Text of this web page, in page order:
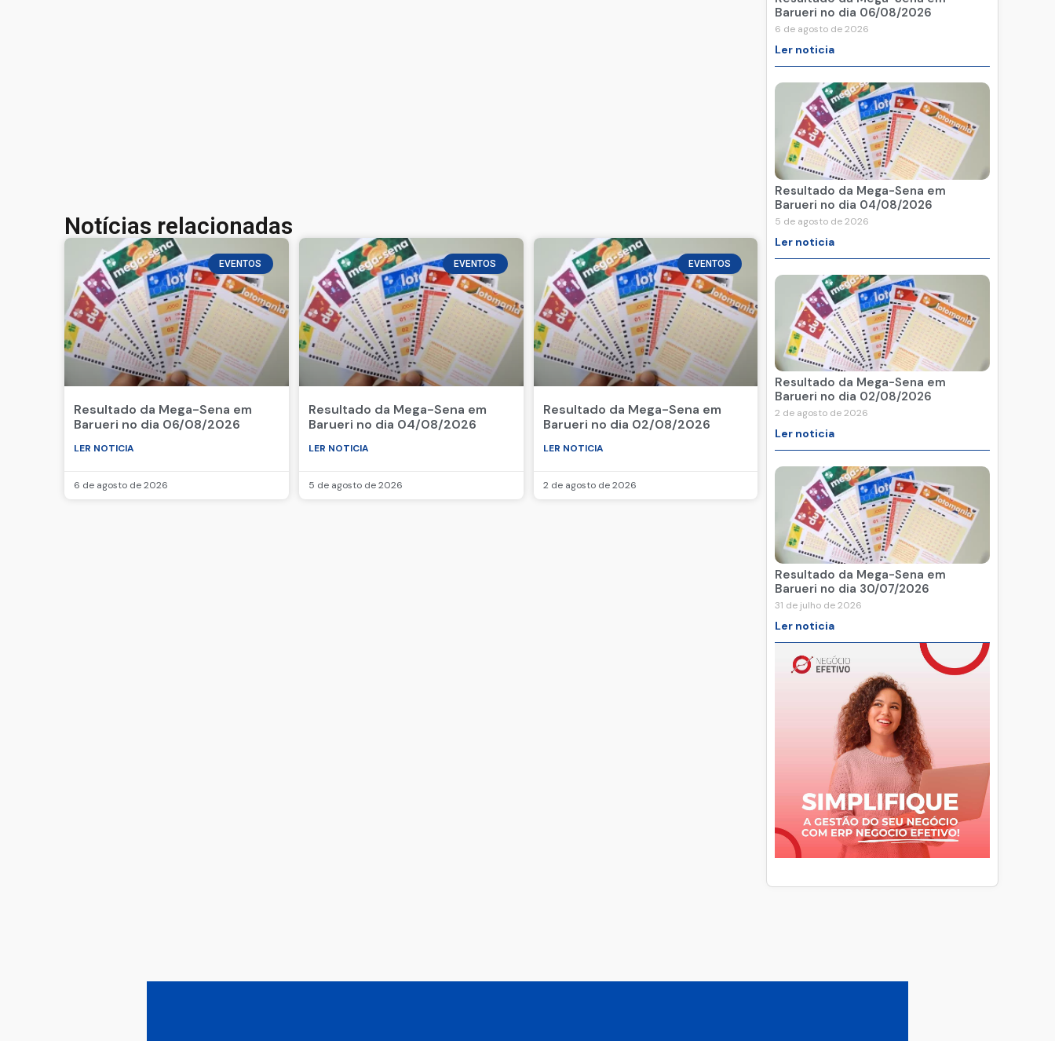
Notícias relacionadas
EVENTOS
Resultado da Mega-Sena em
Barueri no dia 06/08/2026
LER NOTICIA
6 de agosto de 2026
EVENTOS
Resultado da Mega-Sena em
Barueri no dia 04/08/2026
LER NOTICIA
5 de agosto de 2026
EVENTOS
Resultado da Mega-Sena em
Barueri no dia 02/08/2026
LER NOTICIA
2 de agosto de 2026
Barueri no dia 06/08/2026
6 de agosto de 2026
Ler noticia
Resultado da Mega-Sena em
Barueri no dia 04/08/2026
5 de agosto de 2026
Ler noticia
Resultado da Mega-Sena em
Barueri no dia 02/08/2026
2 de agosto de 2026
Ler noticia
Resultado da Mega-Sena em
Barueri no dia 30/07/2026
31 de julho de 2026
Ler noticia